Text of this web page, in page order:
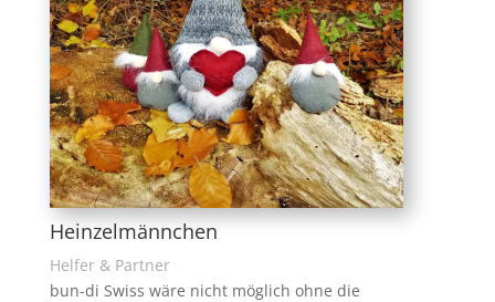
Heinzelmännchen
Helfer & Partner
bun-di Swiss wäre nicht möglich ohne die